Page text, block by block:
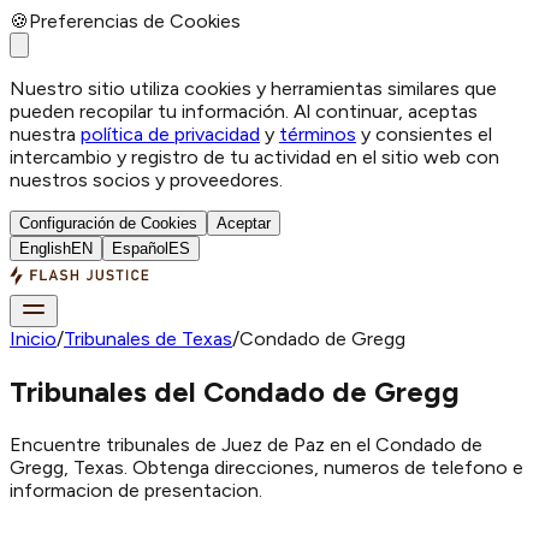
🍪Preferencias de Cookies
Nuestro sitio utiliza cookies y herramientas similares que
pueden recopilar tu información. Al continuar, aceptas
nuestra política de privacidad y términos y consientes el
intercambio y registro de tu actividad en el sitio web con
nuestros socios y proveedores.
Configuración de Cookies
Aceptar
EnglishEN Español ES
Inicio/Tribunales de Texas/Condado de Gregg
Tribunales del Condado de Gregg
Encuentre tribunales de Juez de Paz en el Condado de
Gregg, Texas. Obtenga direcciones, numeros de telefono e
informacion de presentacion.